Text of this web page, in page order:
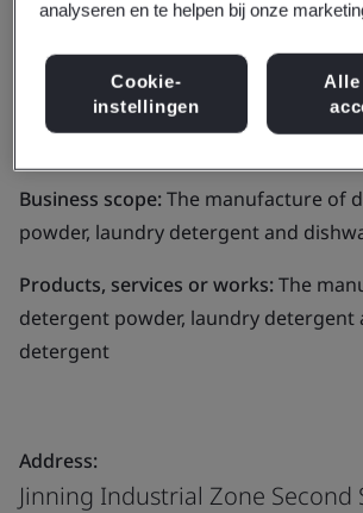
Chemical
Ltd.
Business scope:The manufacture of
powder, laundry detergent and
Products, services or works:The
detergent powder, laundry detergent
detergent
Address:
Jinning Industrial Zone Second
analyseren en te helpen bij onze
Cookie-
instellingen
Alle